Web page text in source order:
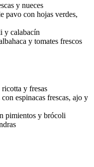
y nueces
pavo con hojas verdes,
y calabacín
y tomates frescos
y fresas
espinacas frescas, ajo y
pimientos y brócoli